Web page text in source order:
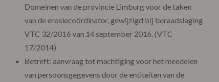
Domeinen van de provincie Limburg voor de taken
van de erosiecoördinator, gewijzigd bij beraadslaging
VTC 32/2016 van 14 september 2016. (VTC
17/2014)
Betreft: aanvraag tot machtiging voor het meedelen
van persoonsgegevens door de entiteiten van de